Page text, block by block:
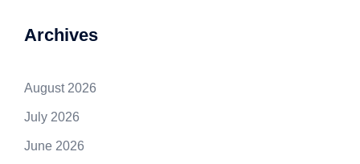
Archives
August 2026
July 2026
June 2026